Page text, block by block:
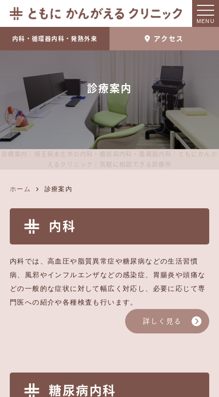
MENU
内科・循環器内科・発熱外来 アクセス
診療案内
診療案内｜埼玉県本庄市の内科・糖尿病内科・循環器内科｜ともにかんが
えるクリニック｜気軽に相談できる診療所
ホーム 診療案内
内科
内科では、高血圧や脂質異常症や糖尿病などの生活習慣
病、風邪やインフルエンザなどの感染症、胃腸炎や頭痛な
どの一般的な症状に対して幅広く対応し、必要に応じて専
門医への紹介や各種検査も行います。
詳しく見る
糖尿病内科